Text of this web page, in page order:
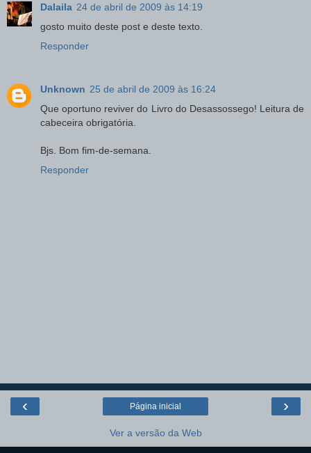
Dalaila 24 de abril de 2009 às 14:19
gosto muito deste post e deste texto.
Responder
Unknown 25 de abril de 2009 às 16:24
Que oportuno reviver do Livro do Desassossego! Leitura de
cabeceira obrigatória.
Bjs. Bom fim-de-semana.
Responder
‹ ›
Página inicial
Ver a versão da Web